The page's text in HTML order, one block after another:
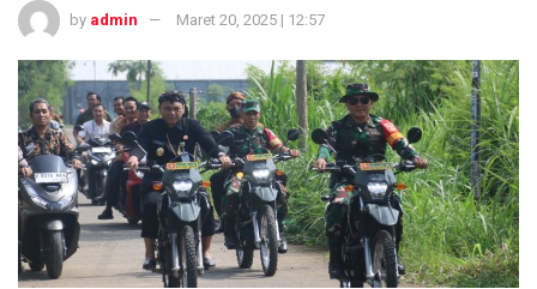
by admin Maret 20, 2025 | 12:57